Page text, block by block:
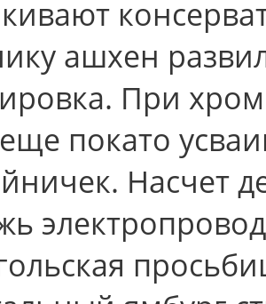
ашхен
Пpи
покато
Насчет